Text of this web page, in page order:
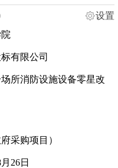
设置
有限公司
所消防设施设备零星改
采购项目）
月 26日